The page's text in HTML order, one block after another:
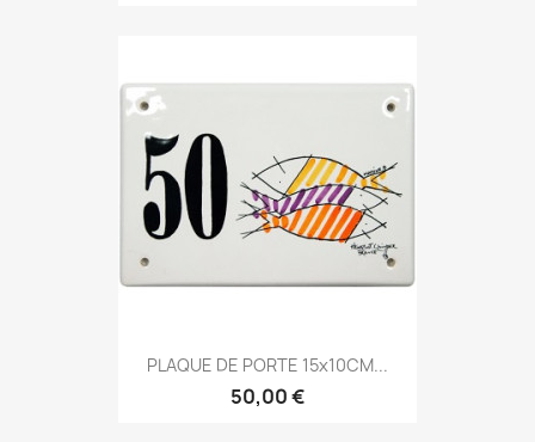
PLAQUE DE PORTE 15x10CM...
50,00 €